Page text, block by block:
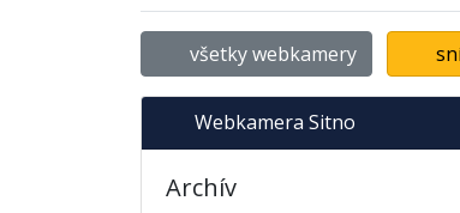
všetky webkamery
Webkamera Sitno
Archív